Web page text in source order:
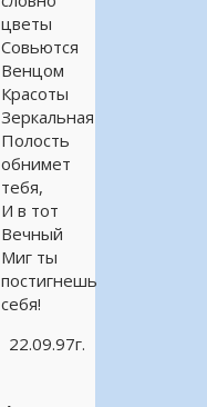
цветы
Совьются
Венцом
Красоты
Зеркальная
Полость
обнимет
тебя,
И в тот
Вечный
Миг ты
постигнешь
себя!
22.09.97г.